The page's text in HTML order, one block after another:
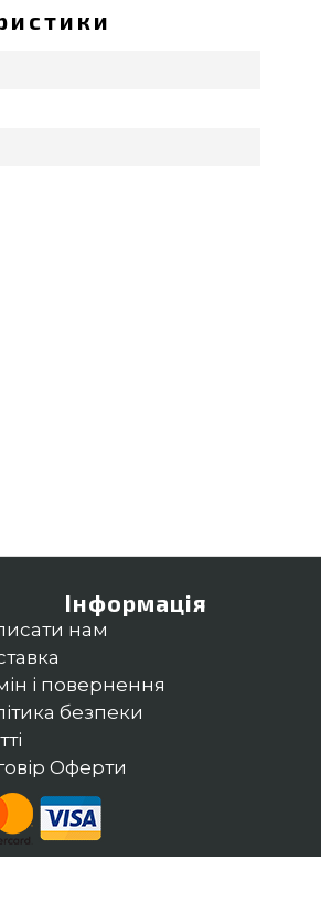
Інформація
нам
і повернення
безпеки
Оферти